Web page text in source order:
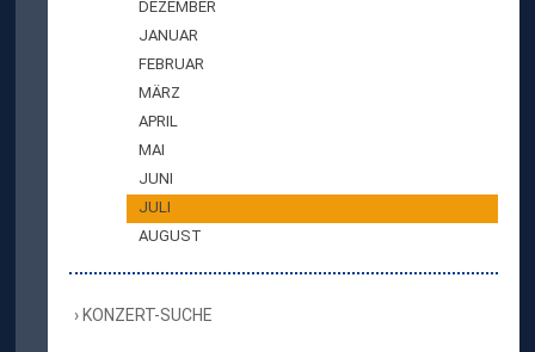
DEZEMBER
JANUAR
FEBRUAR
MÄRZ
APRIL
MAI
JUNI
JULI
AUGUST
KONZERT-SUCHE